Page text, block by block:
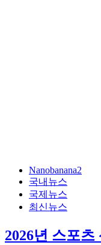
Nanobanana2
국내뉴스
국제뉴스
최신뉴스
2026년 스포